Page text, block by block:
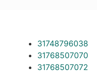
31748796038
31768507070
31768507072